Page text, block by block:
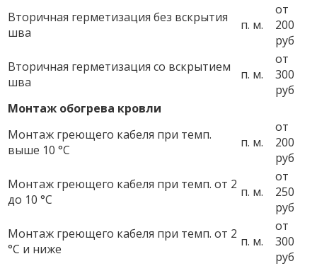
Вторичная герметизация без вскрытия
шва
п. м.
от
200
руб
Вторичная герметизация со вскрытием
шва
п. м.
от
300
руб
Монтаж обогрева кровли
Монтаж греющего кабеля при темп.
выше 10 °С
п. м.
от
200
руб
Монтаж греющего кабеля при темп. от 2
до 10 °С
п. м.
от
250
руб
Монтаж греющего кабеля при темп. от 2
°С и ниже
п. м.
от
300
руб